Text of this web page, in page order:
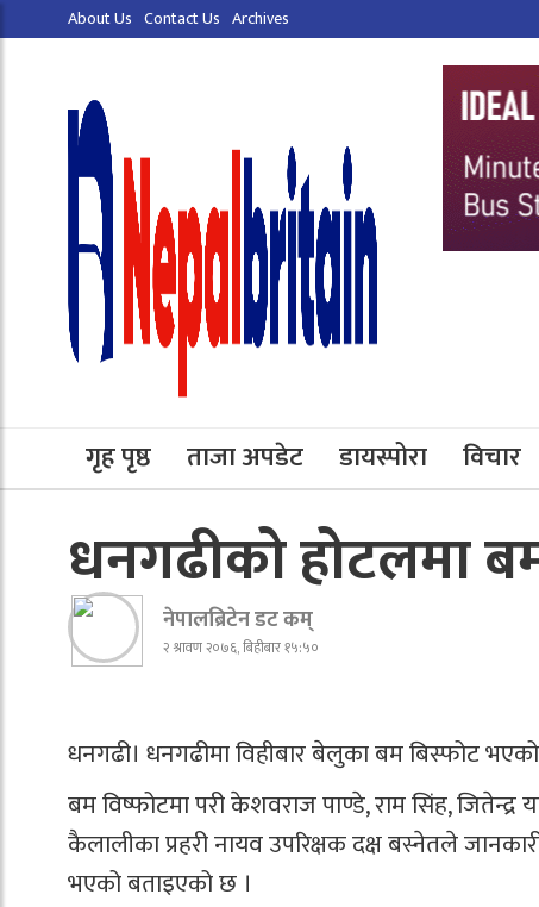
About Us Contact Us Archives
गृह पृष्ठ ताजा अपडेट डायस्पोरा विचार
धनगढीको होटलमा
नेपालब्रिटेन डट कम्
२ श्रावण २०७६, बिहीबार १५:५०
धनगढी। धनगढीमा विहीबार बेलुका बम बिस्फोट
बम विष्फोटमा परी केशवराज पाण्डे, राम सिंह, जितेन्द्र
कैलालीका प्रहरी नायव उपरिक्षक दक्ष बस्नेतले
भएको बताइएको छ ।